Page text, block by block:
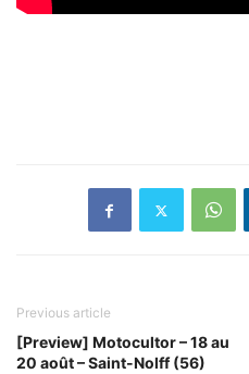
Previous article
[Preview] Motocultor – 18 au
20 août – Saint-Nolff (56)